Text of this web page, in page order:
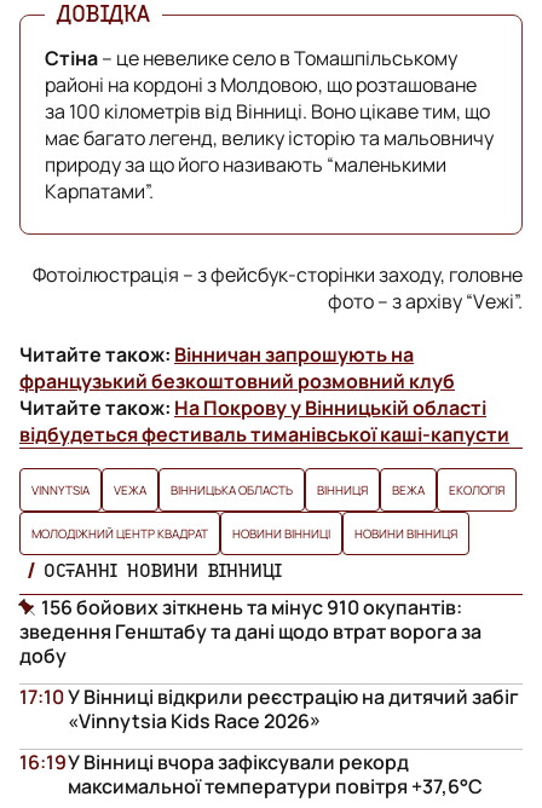
Стіна– це невелике село в Томашпільському
районі на кордоні з Молдовою, що розташоване
за 100 кілометрів від Вінниці. Воно цікаве тим, що
має багато легенд, велику історію та мальовничу
природу за що його називають “маленькими
Карпатами”.
Фотоілюстрація – з фейсбук-сторінки заходу, головне
фото – з архіву “Vежі”.
Читайте також: Вінничан запрошують на
французький безкоштовний розмовний клуб
Читайте також: На Покрову у Вінницькій області
відбудеться фестиваль тиманівської каші-капусти
VINNYTSIA VЕЖА ВІННИЦЬКА ОБЛАСТЬ ВІННИЦЯ ВЕЖА ЕКОЛОГІЯ
МОЛОДІЖНИЙ ЦЕНТР КВАДРАТ НОВИНИ ВІННИЦІ НОВИНИ ВІННИЦЯ
ОСТАННІ НОВИНИ ВІННИЦІ
156 бойових зіткнень та мінус 910 окупантів:
зведення Генштабу та дані щодо втрат ворога за
добу
У Вінниці відкрили реєстрацію на дитячий забіг
«Vinnytsia Kids Race 2026»
17:10
У Вінниці вчора зафіксували рекорд
максимальної температури повітря +37,6°С
16:19